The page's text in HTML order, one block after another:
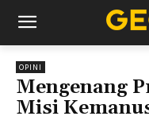
OPINI
Mengenang
Misi